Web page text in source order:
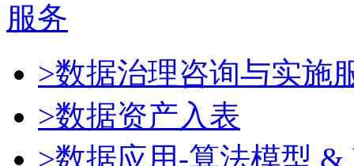
服务
>数据治理咨询与实施
>数据资产入表
>数据应用-算法模型 &